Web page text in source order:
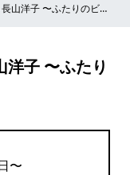
たりのビッグショー 〜 開催！
子 〜ふたり
〜